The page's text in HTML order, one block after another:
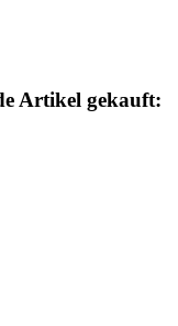
Artikel gekauft: